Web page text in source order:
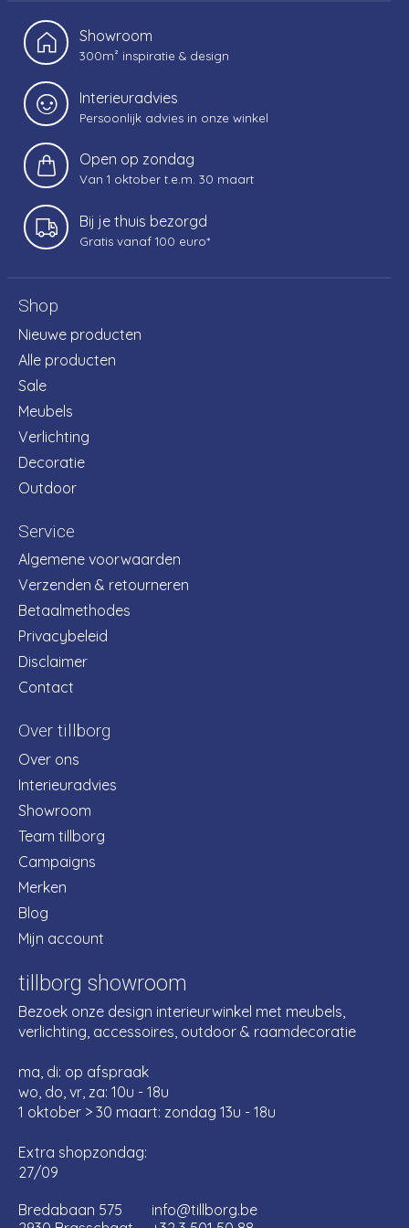
Showroom
300m² inspiratie & design
Interieuradvies
Persoonlijk advies in onze winkel
Open op zondag
Van 1 oktober t.e.m. 30 maart
Bij je thuis bezorgd
Gratis vanaf 100 euro*
Shop
Nieuwe producten
Alle producten
Sale
Meubels
Verlichting
Decoratie
Outdoor
Service
Algemene voorwaarden
Verzenden & retourneren
Betaalmethodes
Privacybeleid
Disclaimer
Contact
Over tillborg
Over ons
Interieuradvies
Showroom
Team tillborg
Campaigns
Merken
Blog
Mijn account
tillborg showroom
Bezoek onze design interieurwinkel met meubels,
verlichting, accessoires, outdoor & raamdecoratie
ma, di: op afspraak
wo, do, vr, za: 10u - 18u
1 oktober > 30 maart: zondag 13u - 18u
Extra shopzondag:
27/09
Bredabaan 575
info@tillborg.be